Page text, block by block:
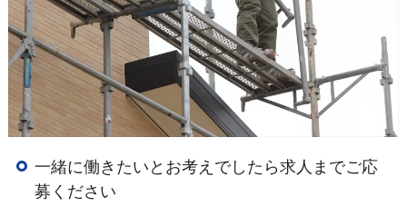
一緒に働きたいとお考えでしたら求人までご応
募ください